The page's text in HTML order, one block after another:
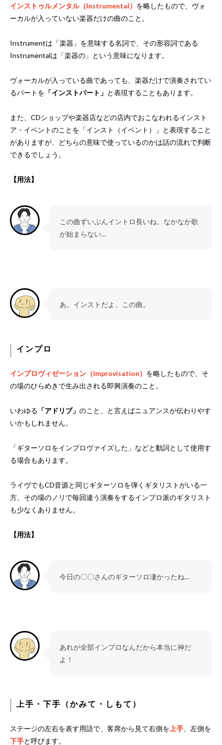
インストゥルメンタル（Instrumental） を略したもので、ヴォ
ーカルが入っていない楽器だけの曲のこと。
Instrumentは「楽器」を意味する名詞で、その形容詞である
Instrumentalは「楽器の」という意味になります。
ヴォーカルが入っている曲であっても、楽器だけで演奏されてい
るパートを 「インストパート」 と表現することもあります。
また、CDショップや楽器店などの店内でおこなわれるインスト
ア・イベントのことを「インスト（イベント）」と表現すること
がありますが、どちらの意味で使っているのかは話の流れで判断
できるでしょう。
【用法】
この曲ずいぶんイントロ長いね。なかなか歌
が始まらない…
あ。インストだよ、この曲。
インプロ
インプロヴィゼーション（Improvisation） を略したもので、そ
の場のひらめきで生み出される即興演奏のこと。
いわゆる 「アドリブ」 のこと、と言えばニュアンスが伝わりやす
いかもしれません。
「ギターソロをインプロヴァイズした」などと動詞として使用す
る場合もあります。
ライヴでもCD音源と同じギターソロを弾くギタリストがいる一
方、その場のノリで毎回違う演奏をするインプロ派のギタリスト
も少なくありません。
【用法】
今日の〇〇さんのギターソロ凄かったね…
あれが全部インプロなんだから本当に神だ
よ！
上手・下手（かみて・しもて）
ステージの左右を表す用語で、客席から見て右側を 上手 、左側を
下手と呼びます。